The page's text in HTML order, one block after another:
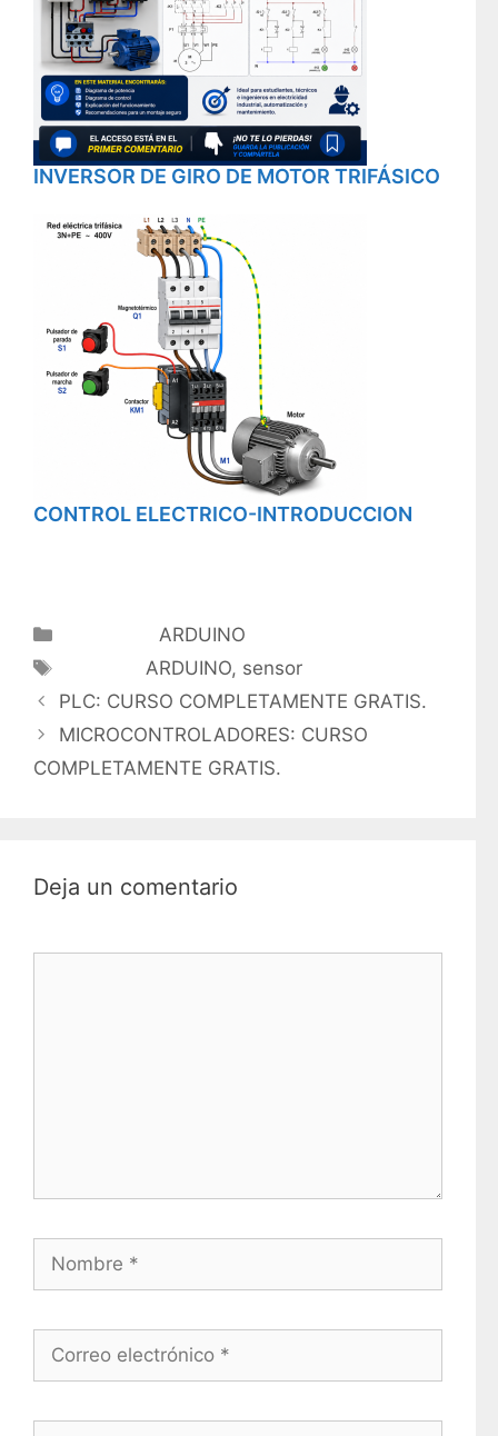
INVERSOR DE GIRO DE MOTOR TRIFÁSICO
CONTROL ELECTRICO-INTRODUCCION
CategoríasARDUINO
EtiquetasARDUINO, sensor
PLC: CURSO COMPLETAMENTE GRATIS.
MICROCONTROLADORES: CURSO
COMPLETAMENTE GRATIS.
Deja un comentario